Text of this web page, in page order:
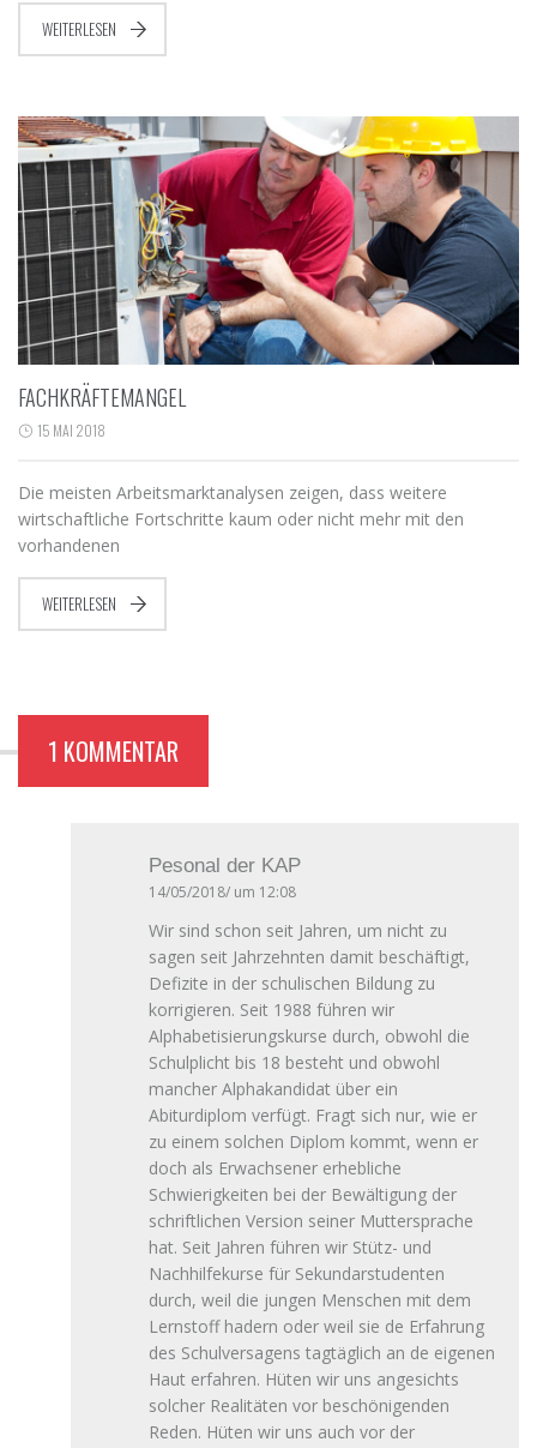
WEITERLESEN
FACHKRÄFTEMANGEL
15 MAI 2018
Die meisten Arbeitsmarktanalysen zeigen, dass weitere
wirtschaftliche Fortschritte kaum oder nicht mehr mit den
vorhandenen
WEITERLESEN
1 KOMMENTAR
Pesonal der KAP
14/05/2018/ um 12:08
Wir sind schon seit Jahren, um nicht zu
sagen seit Jahrzehnten damit beschäftigt,
Defizite in der schulischen Bildung zu
korrigieren. Seit 1988 führen wir
Alphabetisierungskurse durch, obwohl die
Schulplicht bis 18 besteht und obwohl
mancher Alphakandidat über ein
Abiturdiplom verfügt. Fragt sich nur, wie er
zu einem solchen Diplom kommt, wenn er
doch als Erwachsener erhebliche
Schwierigkeiten bei der Bewältigung der
schriftlichen Version seiner Muttersprache
hat. Seit Jahren führen wir Stütz- und
Nachhilfekurse für Sekundarstudenten
durch, weil die jungen Menschen mit dem
Lernstoff hadern oder weil sie de Erfahrung
des Schulversagens tagtäglich an de eigenen
Haut erfahren. Hüten wir uns angesichts
solcher Realitäten vor beschönigenden
Reden. Hüten wir uns auch vor der